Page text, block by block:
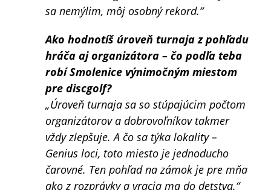
sa nemýlim, môj osobný rekord.“
Ako hodnotíš úroveň turnaja z pohľadu
hráča aj organizátora – čo podľa teba
robí Smolenice výnimočným miestom
pre discgolf?
„Úroveň turnaja sa so stúpajúcim počtom
organizátorov a dobrovoľníkov takmer
vždy zlepšuje. A čo sa týka lokality –
Genius loci, toto miesto je jednoducho
čarovné. Ten pohľad na zámok je pre mňa
ako z rozprávky a vracia ma do detstva.“